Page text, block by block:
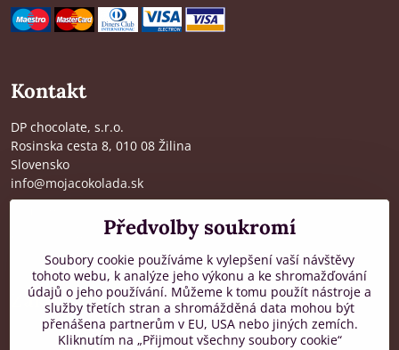
Kontakt
DP chocolate, s.r.o.
Rosinska cesta 8, 010 08 Žilina
Slovensko
info@mojacokolada.sk
Kde nás najdete
Zákaznická podpora
od 8:00 do 16:00, PO-PÁ
Předvolby soukromí
Soubory cookie používáme k vylepšení vaší návštěvy
tohoto webu, k analýze jeho výkonu a ke shromažďování
údajů o jeho používání. Můžeme k tomu použít nástroje a
služby třetích stran a shromážděná data mohou být
přenášena partnerům v EU, USA nebo jiných zemích.
Kliknutím na „Přijmout všechny soubory cookie“